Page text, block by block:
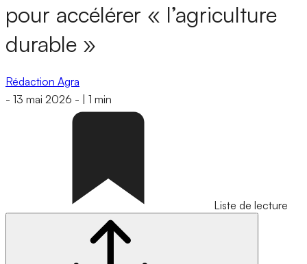
pour accélérer « l’agriculture
durable »
Rédaction Agra
- 13 mai 2026 - 1 min
Liste de lecture